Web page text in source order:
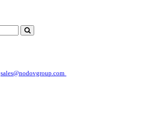
sales@nodovgroup.com